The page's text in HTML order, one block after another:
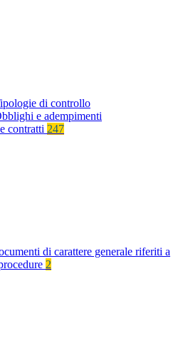
di controllo
e adempimenti
contratti 247
di carattere generale riferiti a
2